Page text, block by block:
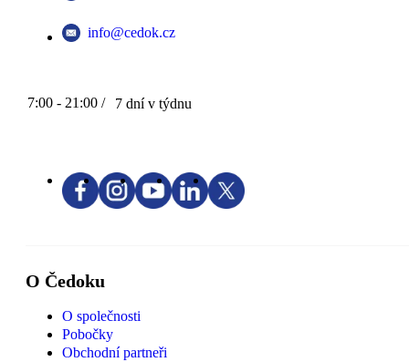
info@cedok.cz
7:00 - 21:00 / 7 dní v týdnu
O Čedoku
O společnosti
Pobočky
Obchodní partneři